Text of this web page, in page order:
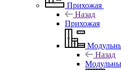
Прихожая
Назад
Прихожая
Назад